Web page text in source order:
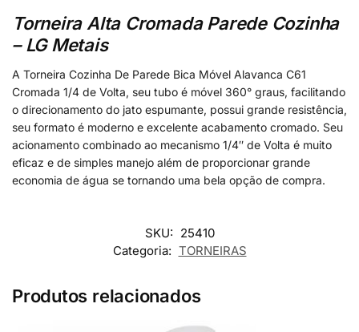
Torneira Alta Cromada Parede Cozinha
– LG Metais
A Torneira Cozinha De Parede Bica Móvel Alavanca C61
Cromada 1/4 de Volta, seu tubo é móvel 360° graus, facilitando
o direcionamento do jato espumante, possui grande resistência,
seu formato é moderno e excelente acabamento cromado. Seu
acionamento combinado ao mecanismo 1/4″ de Volta é muito
eficaz e de simples manejo além de proporcionar grande
economia de água se tornando uma bela opção de compra.
SKU: 25410
Categoria: TORNEIRAS
Produtos relacionados